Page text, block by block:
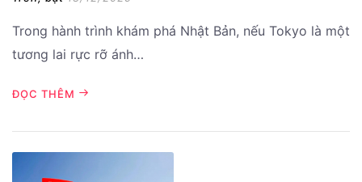
Trong hành trình khám phá Nhật Bản, nếu Tokyo là một
tương lai rực rỡ ánh…
ĐỌC THÊM